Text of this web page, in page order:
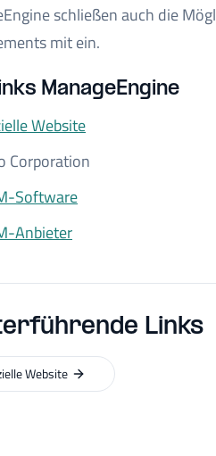
schließen auch die
mit ein.
ManageEngine
Website
Corporation
Software
Anbieter
Links
Website